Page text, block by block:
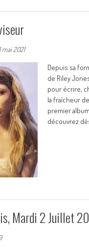
mai 2021
Depuis sa
de Riley
pour écrire,
la fraîcheur
premier
découvrez
Mardi 2 Juillet